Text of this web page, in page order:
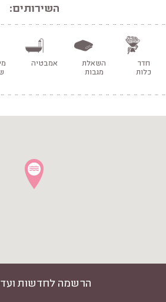
השירותים:
חדר
כלות
השאלת
מגבות
אמבטיה
הרשמה לחדשות